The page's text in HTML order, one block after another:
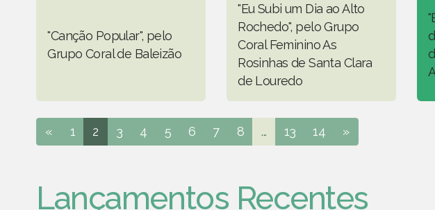
"Canção Popular", pelo
Grupo Coral de Baleizão
"Eu Subi um Dia ao Alto
Rochedo", pelo Grupo
Coral Feminino As
Rosinhas de Santa Clara
de Louredo
« 1 2 3 4 5 6 7 8 ... 13 14 »
Lançamentos Recentes